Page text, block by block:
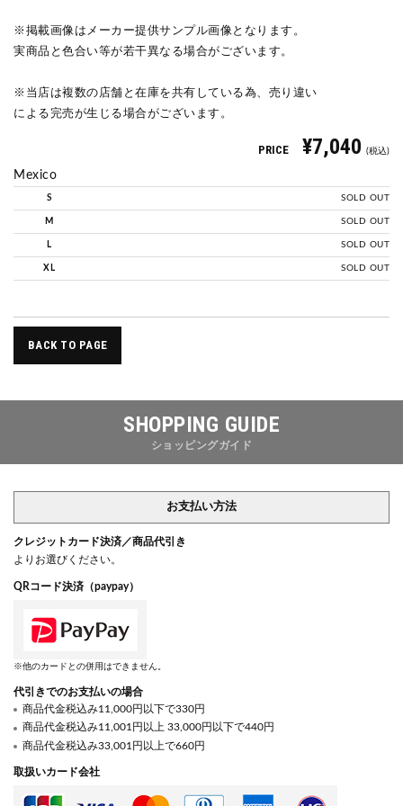
※掲載画像はメーカー提供サンプル画像となります。
実商品と色合い等が若干異なる場合がございます。
※当店は複数の店舗と在庫を共有している為、売り違い
による完売が生じる場合がございます。
PRICE ¥7,040 (税込)
Mexico
S SOLD OUT
M SOLD OUT
L SOLD OUT
XL SOLD OUT
BACK TO PAGE
SHOPPING GUIDE
ショッピングガイド
お支払い方法
クレジットカード決済／商品代引き
よりお選びください。
QRコード決済（paypay）
※他のカードとの併用はできません。
代引きでのお支払いの場合
商品代金税込み11,000円以下で330円
商品代金税込み11,001円以上 33,000円以下で440円
商品代金税込み33,001円以上で660円
取扱いカード会社